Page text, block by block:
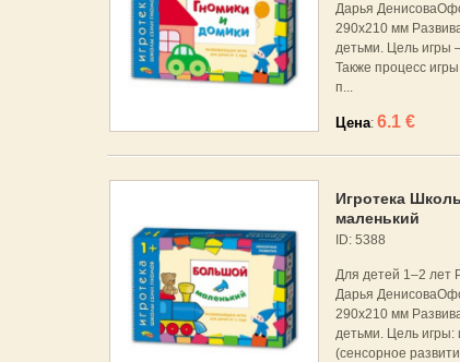
Дарья
290x210 мм
детьми. Цель игры
Также процесс
п...
Цена: 6.1 €
Игротека
маленький
ID: 5388
Для детей 1–2 лет
Дарья
290x210 мм
детьми. Цель игры:
(сенсорное